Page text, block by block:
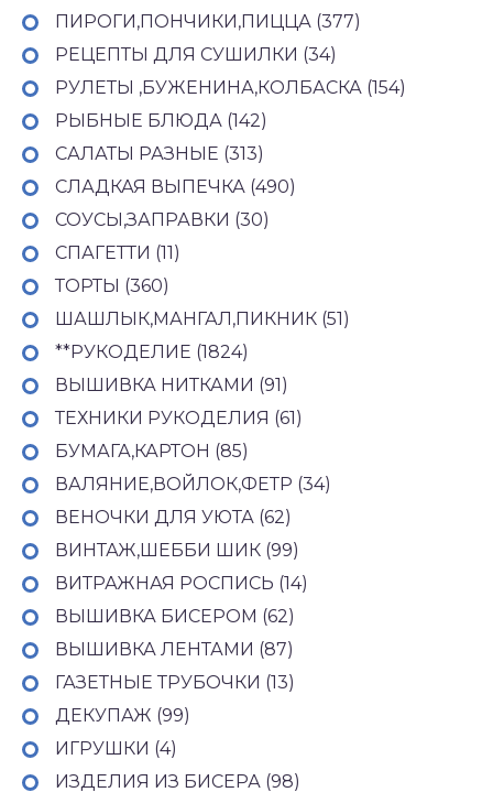
ПИРОГИ,ПОНЧИКИ,ПИЦЦА (377)
РЕЦЕПТЫ ДЛЯ СУШИЛКИ (34)
РУЛЕТЫ ,БУЖЕНИНА,КОЛБАСКА (154)
РЫБНЫЕ БЛЮДА (142)
САЛАТЫ РАЗНЫЕ (313)
СЛАДКАЯ ВЫПЕЧКА (490)
СОУСЫ,ЗАПРАВКИ (30)
СПАГЕТТИ (11)
ТОРТЫ (360)
ШАШЛЫК,МАНГАЛ,ПИКНИК (51)
**РУКОДЕЛИЕ (1824)
ВЫШИВКА НИТКАМИ (91)
ТЕХНИКИ РУКОДЕЛИЯ (61)
БУМАГА,КАРТОН (85)
ВАЛЯНИЕ,ВОЙЛОК,ФЕТР (34)
ВЕНОЧКИ ДЛЯ УЮТА (62)
ВИНТАЖ,ШЕББИ ШИК (99)
ВИТРАЖНАЯ РОСПИСЬ (14)
ВЫШИВКА БИСЕРОМ (62)
ВЫШИВКА ЛЕНТАМИ (87)
ГАЗЕТНЫЕ ТРУБОЧКИ (13)
ДЕКУПАЖ (99)
ИГРУШКИ (4)
ИЗДЕЛИЯ ИЗ БИСЕРА (98)